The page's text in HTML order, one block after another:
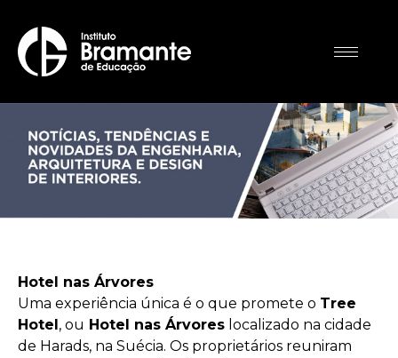
Hotel nas Árvores
Uma experiência única é o que promete o Tree
Hotel, ou Hotel nas Árvores localizado na cidade
de Harads, na Suécia. Os proprietários reuniram